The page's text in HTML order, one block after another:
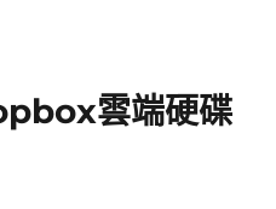
雲端硬碟